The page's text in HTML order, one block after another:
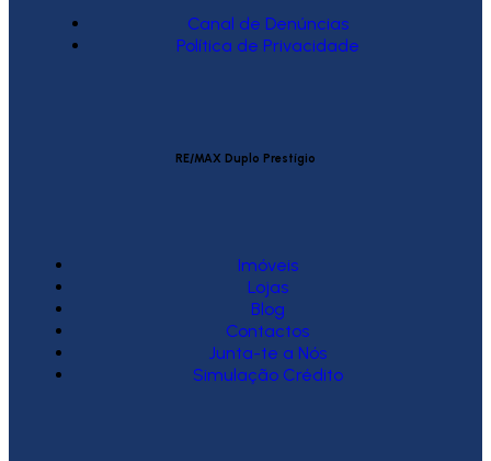
Canal de Denúncias
Política de Privacidade
RE/MAX Duplo Prestígio
Imóveis
Lojas
Blog
Contactos
Junta-te a Nós
Simulação Crédito